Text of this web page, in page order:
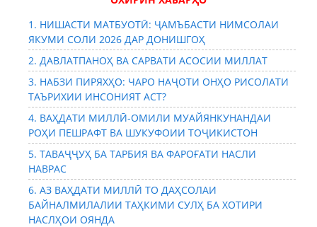
1. НИШАСТИ МАТБУОТӢ: ҶАМЪБАСТИ НИМСОЛАИ
ЯКУМИ СОЛИ 2026 ДАР ДОНИШГОҲ
2. ДАВЛАТПАНОҲ ВА САРВАТИ АСОСИИ МИЛЛАТ
3. НАБЗИ ПИРЯХҲО: ЧАРО НАҶОТИ ОНҲО РИСОЛАТИ
ТАЪРИХИИ ИНСОНИЯТ АСТ?
4. ВАҲДАТИ МИЛЛӢ-ОМИЛИ МУАЙЯНКУНАНДАИ
РОҲИ ПЕШРАФТ ВА ШУКУФОИИ ТОҶИКИСТОН
5. ТАВАҶҶУҲ БА ТАРБИЯ ВА ФАРОҒАТИ НАСЛИ
НАВРАС
6. АЗ ВАҲДАТИ МИЛЛӢ ТО ДАҲСОЛАИ
БАЙНАЛМИЛАЛИИ ТАҲКИМИ СУЛҲ БА ХОТИРИ
НАСЛҲОИ ОЯНДА